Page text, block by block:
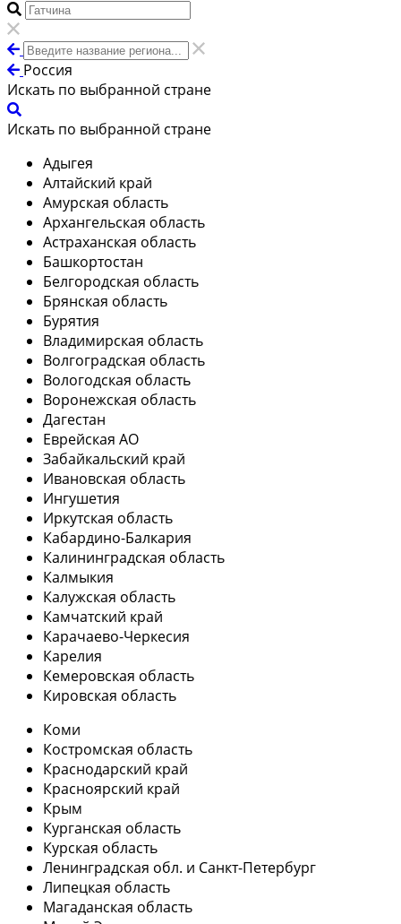
Россия
Искать по выбранной стране
Искать по выбранной стране
Адыгея
Алтайский край
Амурская область
Архангельская область
Астраханская область
Башкортостан
Белгородская область
Брянская область
Бурятия
Владимирская область
Волгоградская область
Вологодская область
Воронежская область
Дагестан
Еврейская АО
Забайкальский край
Ивановская область
Ингушетия
Иркутская область
Кабардино-Балкария
Калининградская область
Калмыкия
Калужская область
Камчатский край
Карачаево-Черкесия
Карелия
Кемеровская область
Кировская область
Коми
Костромская область
Краснодарский край
Красноярский край
Крым
Курганская область
Курская область
Ленинградская обл. и Санкт-Петербург
Липецкая область
Магаданская область